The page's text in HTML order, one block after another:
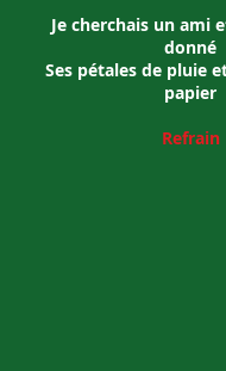
Je cherchais un ami
donné
Ses pétales de pluie
papier
Refrain